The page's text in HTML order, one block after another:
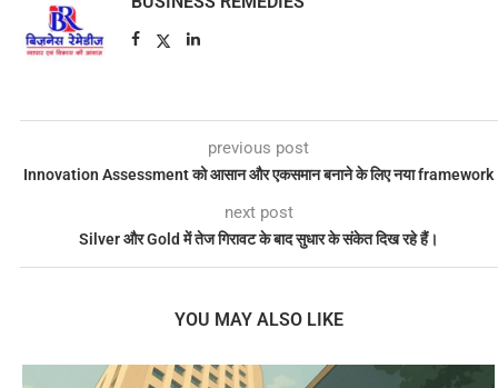
previous post
Innovation Assessment को आसान और एकसमान बनाने के लिए नया framework
next post
Silver और Gold में तेज गिरावट के बाद सुधार के संकेत दिख रहे हैं।
YOU MAY ALSO LIKE